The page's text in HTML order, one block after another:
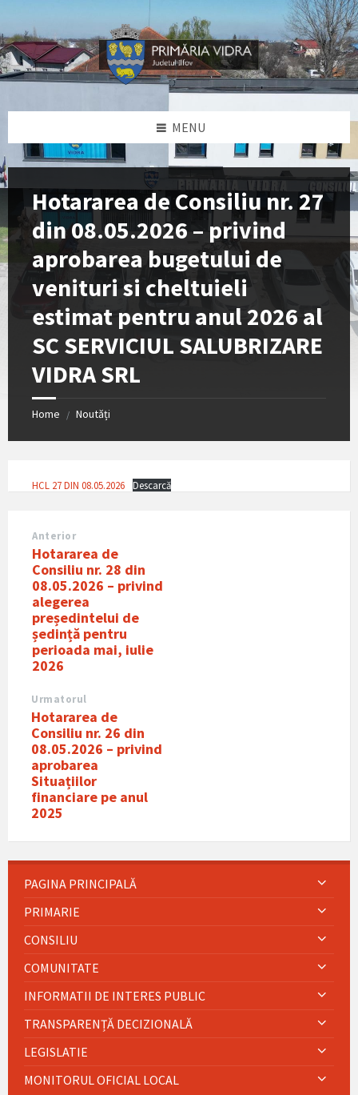
content
left
sidebar
right
sidebar
footer
MENU
Hotararea de Consiliu nr. 27
din 08.05.2026 – privind
aprobarea bugetului de
venituri si cheltuieli
estimat pentru anul 2026 al
SC SERVICIUL SALUBRIZARE
VIDRA SRL
Home / Noutăți
HCL 27 DIN 08.05.2026 Descarcă
Anterior
Hotararea de
Consiliu nr. 28 din
08.05.2026 – privind
alegerea
președintelui de
ședință pentru
perioada mai, iulie
2026
Urmatorul
Hotararea de
Consiliu nr. 26 din
08.05.2026 – privind
aprobarea
Situațiilor
financiare pe anul
2025
PAGINA PRINCIPALĂ
PRIMARIE
CONSILIU
COMUNITATE
INFORMATII DE INTERES PUBLIC
TRANSPARENȚĂ DECIZIONALĂ
LEGISLATIE
MONITORUL OFICIAL LOCAL